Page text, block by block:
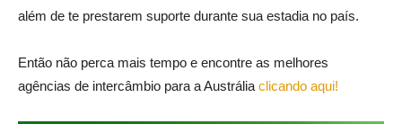
além de te prestarem suporte durante sua estadia no país.
Então não perca mais tempo e encontre as melhores
agências de intercâmbio para a Austrália clicando aqui!